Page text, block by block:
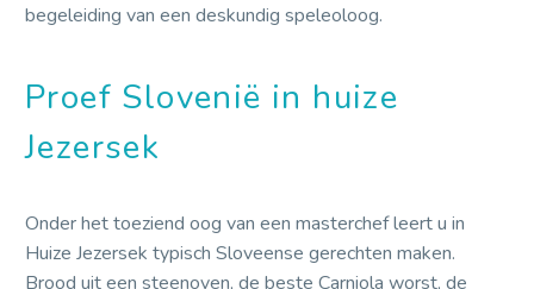
begeleiding van een deskundig speleoloog.
Proef Slovenië in huize
Jezersek
Onder het toeziend oog van een masterchef leert u in
Huize Jezersek typisch Sloveense gerechten maken.
Brood uit een steenoven, de beste Carniola worst, de